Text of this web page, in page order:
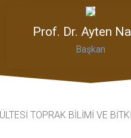
Prof. Dr. Ayten
Başkan
TOPRAK BİLİMİ VE